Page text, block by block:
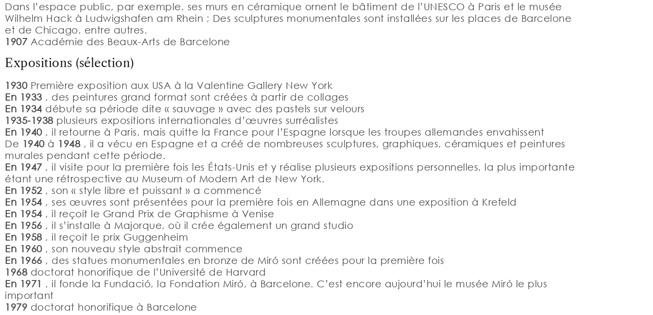
Dans l’espace public, par exemple, ses murs en céramique ornent le bâtiment de l’UNESCO à Paris et le musée
Wilhelm Hack à Ludwigshafen am Rhein ; Des sculptures monumentales sont installées sur les places de Barcelone
et de Chicago, entre autres.
1907Académie des Beaux-Arts de Barcelone
Expositions (sélection)
1930Première exposition aux USA à la Valentine Gallery New York
En 1933 , des peintures grand format sont créées à partir de collages
En 1934débute sa période dite « sauvage » avec des pastels sur velours
1935-1938plusieurs expositions internationales d’œuvres surréalistes
En 1940, il retourne à Paris, mais quitte la France pour l’Espagne lorsque les troupes allemandes envahissent
De 1940à 1948, il a vécu en Espagne et a créé de nombreuses sculptures, graphiques, céramiques et peintures
murales pendant cette période.
En 1947, il visite pour la première fois les États-Unis et y réalise plusieurs expositions personnelles, la plus importante
étant une rétrospective au Museum of Modern Art de New York.
En 1952, son « style libre et puissant » a commencé
En 1954, ses œuvres sont présentées pour la première fois en Allemagne dans une exposition à Krefeld
En 1954, il reçoit le Grand Prix de Graphisme à Venise
En 1956 , il s’installe à Majorque, où il crée également un grand studio
En 1958, il reçoit le prix Guggenheim
En 1960, son nouveau style abstrait commence
En 1966 , des statues monumentales en bronze de Miró sont créées pour la première fois
1968doctorat honorifique de l’Université de Harvard
En 1971 , il fonde la Fundació, la Fondation Miró, à Barcelone. C’est encore aujourd’hui le musée Miró le plus
important
1979 doctorat honorifique à Barcelone